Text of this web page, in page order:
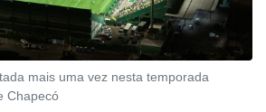
mais uma vez nesta temporada
Chapecó